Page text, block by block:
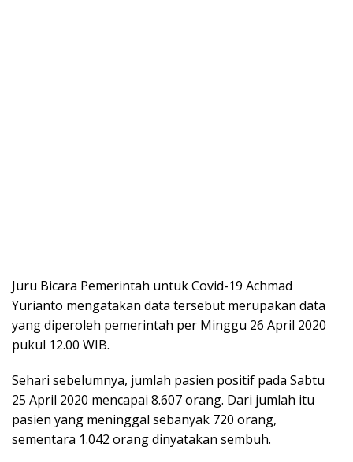
Juru Bicara Pemerintah untuk Covid-19 Achmad
Yurianto mengatakan data tersebut merupakan data
yang diperoleh pemerintah per Minggu 26 April 2020
pukul 12.00 WIB.
Sehari sebelumnya, jumlah pasien positif pada Sabtu
25 April 2020 mencapai 8.607 orang. Dari jumlah itu
pasien yang meninggal sebanyak 720 orang,
sementara 1.042 orang dinyatakan sembuh.